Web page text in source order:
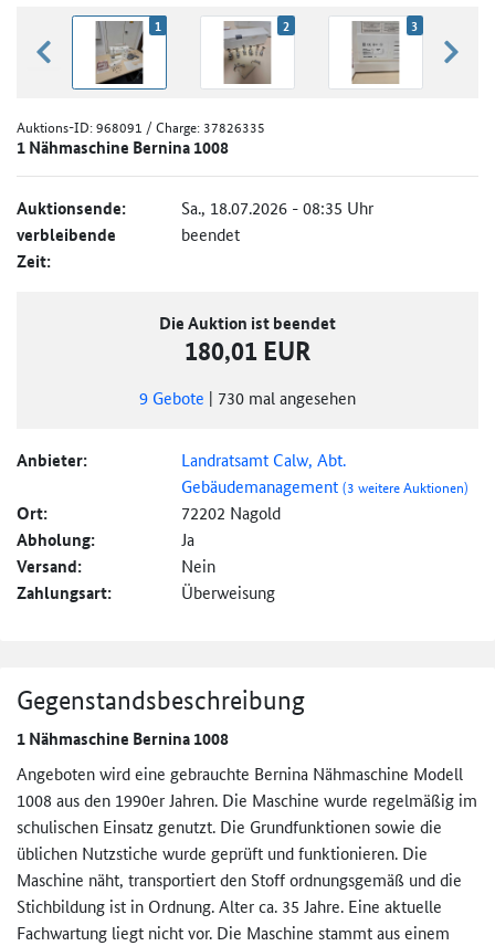
zurück blättern
1 2 3
Auktions-ID:968091 / Charge: 37826335
1 Nähmaschine Bernina 1008
Auktionsende: Sa., 18.07.2026 - 08:35 Uhr
verbleibende
Zeit:
beendet
Die Auktion ist beendet
180,01 EUR
9 Gebote | 730 mal angesehen
Anbieter:
Landratsamt Calw, Abt.
Gebäudemanagement(3 weitere Auktionen)
Ort: 72202 Nagold
Abholung: Ja
Versand: Nein
Zahlungsart: Überweisung
Gegenstandsbeschreibung
1 Nähmaschine Bernina 1008
Angeboten wird eine gebrauchte Bernina Nähmaschine Modell
1008 aus den 1990er Jahren. Die Maschine wurde regelmäßig im
schulischen Einsatz genutzt. Die Grundfunktionen sowie die
üblichen Nutzstiche wurde geprüft und funktionieren. Die
Maschine näht, transportiert den Stoff ordnungsgemäß und die
Stichbildung ist in Ordnung. Alter ca. 35 Jahre. Eine aktuelle
Fachwartung liegt nicht vor. Die Maschine stammt aus einem